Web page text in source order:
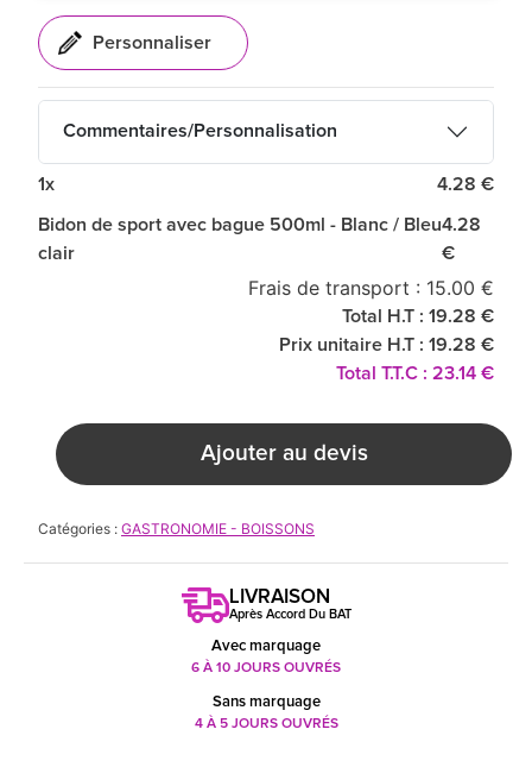
Commentaires/Personnalisation
1x 4.28 €
Bidon de sport avec bague 500ml - Blanc / Bleu
clair
4.28
€
Frais de transport : 15.00 €
Total H.T : 19.28 €
Prix unitaire H.T : 19.28 €
Total T.T.C : 23.14 €
Ajouter au devis
Catégories : GASTRONOMIE - BOISSONS
LIVRAISON
Après Accord Du BAT
Avec marquage
6 À 10 JOURS OUVRÉS
Sans marquage
4 À 5 JOURS OUVRÉS